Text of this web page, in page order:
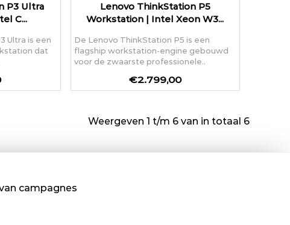
P3 Ultra
C...
Ultra is een
dat
Lenovo ThinkStation P5
Workstation | Intel Xeon W3...
De Lenovo ThinkStation P5 is een
flagship workstation-engine gebouwd
voor de zwaarste professionele..
€2.799,00
Weergeven 1 t/m 6 van in totaal 6
campagnes